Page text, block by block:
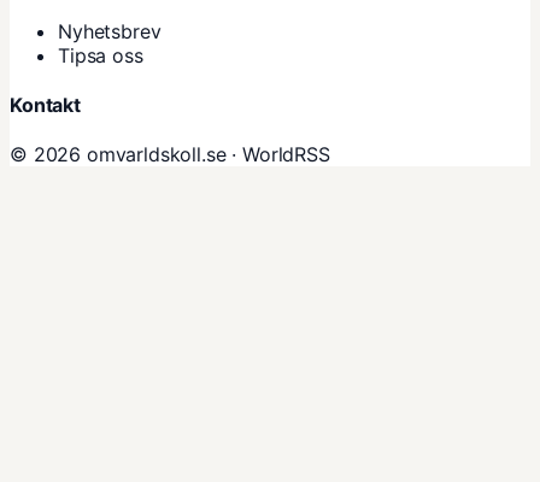
Nyhetsbrev
Tipsa oss
Kontakt
© 2026 omvarldskoll.se · WorldRSS